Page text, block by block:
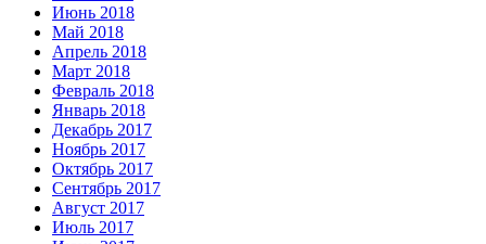
Июнь 2018
Май 2018
Апрель 2018
Март 2018
Февраль 2018
Январь 2018
Декабрь 2017
Ноябрь 2017
Октябрь 2017
Сентябрь 2017
Август 2017
Июль 2017